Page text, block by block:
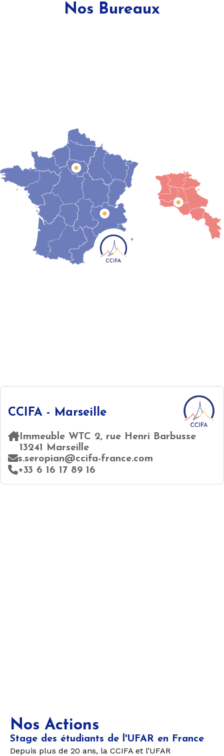
Nos Bureaux
CCIFA - Marseille
Immeuble WTC 2, rue Henri Barbusse
13241 Marseille
s.seropian@ccifa-france.com
+33 6 16 17 89 16
Nos Actions
Stage des étudiants de l'UFAR en France
Depuis plus de 20 ans, la CCIFA et l’UFAR